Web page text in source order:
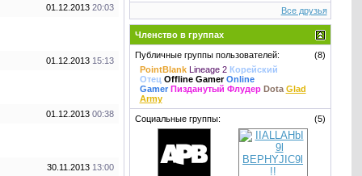
01.12.2013 20:03
01.12.2013 15:13
01.12.2013 00:38
30.11.2013 13:00
Все друзья
Членство в группах
(8)
Публичные группы пользователей:
PointBlank Lineage 2 Корейский
Отец Offline Gamer Online
Gamer Пизданутый Флудер Dota Glad
Army
(5)
Социальные группы: